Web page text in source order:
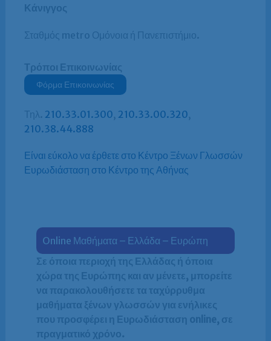
Κάνιγγος
Σταθμός metro Ομόνοια ή Πανεπιστήμιο.
Τρόποι Επικοινωνίας
Φόρμα Επικοινωνίας
Τηλ. 210.33.01.300 210.33.00.320
210.38.44.888
Είναι εύκολο να έρθετε στο Κέντρο Ξένων Γλωσσών
Ευρωδιάσταση στο Κέντρο της Αθήνας
Online Μαθήματα – Ελλάδα – Ευρώπη
Σε όποια περιοχή της Ελλάδας ή όποια
χώρα της Ευρώπης και αν μένετε, μπορείτε
να παρακολουθήσετε τα ταχύρρυθμα
μαθήματα ξένων γλωσσών για ενήλικες
που προσφέρει η Ευρωδιάσταση online, σε
πραγματικό χρόνο.